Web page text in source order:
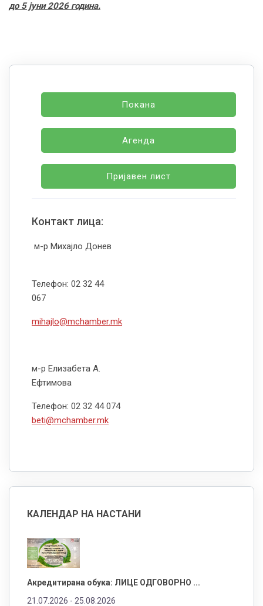
до 5 јуни 2026 година.
Покана
Агенда
Пријавен лист
Контакт лица:
м-р Михајло Донев
Телефон: 02 32 44
067
mihajlo@mchamber.mk
м-р Елизабета А.
Ефтимова
Телефон: 02 32 44 074
beti@mchamber.mk
КАЛЕНДАР НА НАСТАНИ
Акредитирана обука: ЛИЦЕ ОДГОВОРНО ...
21.07.2026 - 25.08.2026